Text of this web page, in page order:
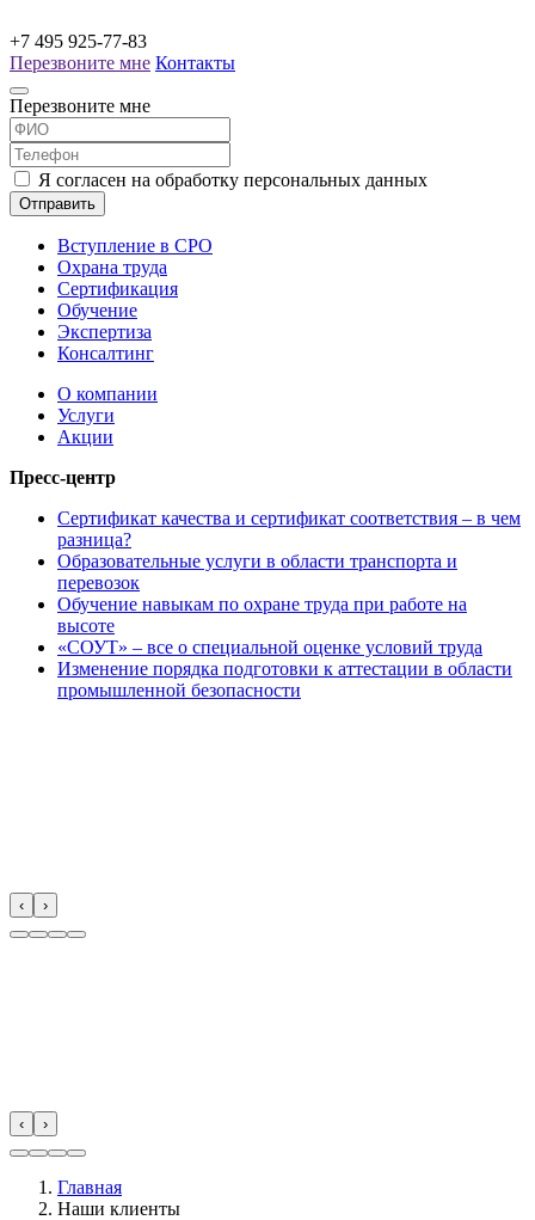
+7 495 925-77-83
Перезвоните мне Контакты
Перезвоните мне
Я согласен на обработку персональных данных
Отправить
Вступление в СРО
Охрана труда
Сертификация
Обучение
Экспертиза
Консалтинг
О компании
Услуги
Акции
Пресс-центр
Сертификат качества и сертификат соответствия – в чем
разница?
Образовательные услуги в области транспорта и
перевозок
Обучение навыкам по охране труда при работе на
высоте
«СОУТ» – все о специальной оценке условий труда
Изменение порядка подготовки к аттестации в области
промышленной безопасности
‹ ›
‹ ›
Главная
Наши клиенты